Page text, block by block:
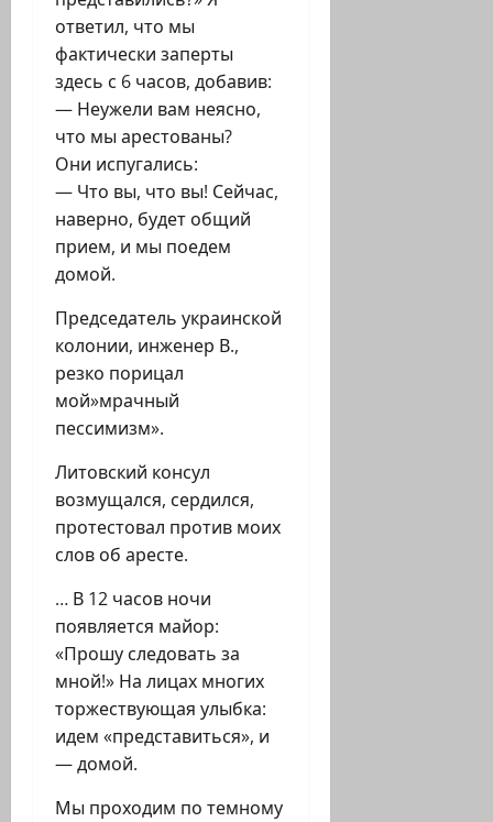
ответил, что мы
фактически заперты
здесь с 6 часов, добавив:
— Неужели вам неясно,
что мы арестованы?
Они испугались:
— Что вы, что вы! Сейчас,
наверно, будет общий
прием, и мы поедем
домой.
Председатель украинской
колонии, инженер В.,
резко порицал
мой»мрачный
пессимизм».
Литовский консул
возмущался, сердился,
протестовал против моих
слов об аресте.
… В 12 часов ночи
появляется майор:
«Прошу следовать за
мной!» На лицах многих
торжествующая улыбка:
идем «представиться», и
— домой.
Мы проходим по темному